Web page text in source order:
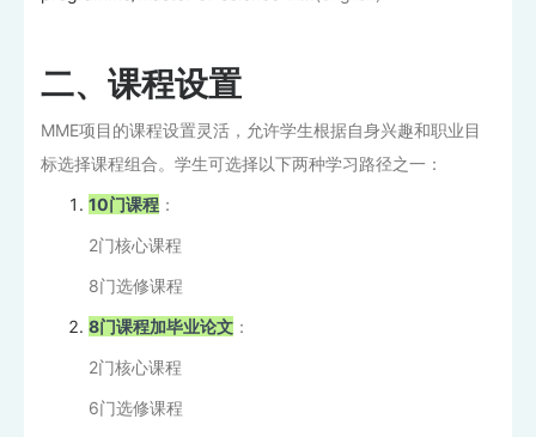
二、课程设置
MME项目的课程设置灵活，允许学生根据自身兴趣和职业目
标选择课程组合。学生可选择以下两种学习路径之一：
10门课程 ：
2门核心课程
8门选修课程
8门课程加毕业论文 ：
2门核心课程
6门选修课程